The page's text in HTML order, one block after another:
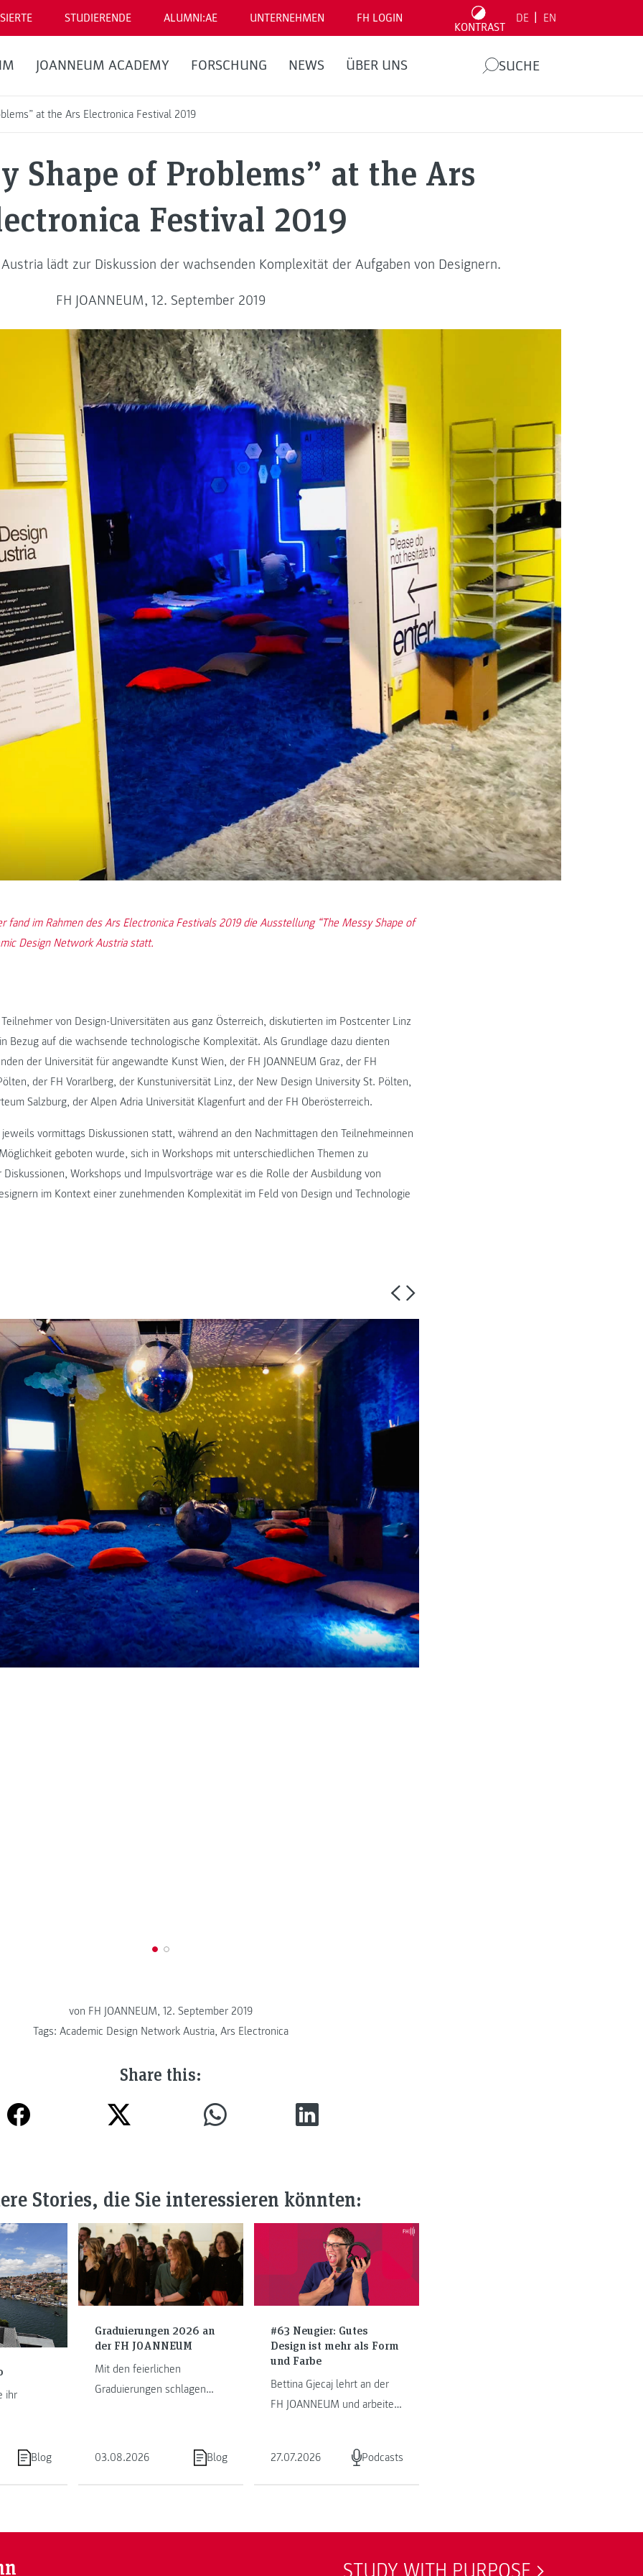
STUDIERENDE ALUMNI:AE UNTERNEHMEN FH LOGIN
KONTRAST
DE EN
JOANNEUM ACADEMY FORSCHUNG NEWS ÜBER UNS SUCHE
at the Ars Electronica Festival 2019
Shape of Problems” at the Ars
Festival 2019
lädt zur Diskussion der wachsenden Komplexität der Aufgaben von Designern.
FH JOANNEUM, 12. September 2019
fand im Rahmen des Ars Electronica Festivals 2019 die Ausstellung “The Messy Shape of
Design Network Austria statt.
von Design-Universitäten aus ganz Österreich, diskutierten im Postcenter Linz
Bezug auf die wachsende technologische Komplexität. Als Grundlage dazu dienten
der Universität für angewandte Kunst Wien, der FH JOANNEUM Graz, der FH
der FH Vorarlberg, der Kunstuniversität Linz, der New Design University St. Pölten,
Salzburg, der Alpen Adria Universität Klagenfurt and der FH Oberösterreich.
vormittags Diskussionen statt, während an den Nachmittagen den Teilnehmeinnen
geboten wurde, sich in Workshops mit unterschiedlichen Themen zu
Workshops und Impulsvorträge war es die Rolle der Ausbildung von
im Kontext einer zunehmenden Komplexität im Feld von Design und Technologie
von FH JOANNEUM, 12. September 2019
Tags: Academic Design Network Austria, Ars Electronica
Share this:
Stories, die Sie interessieren könnten:
ihr
Blog
Graduierungen 2026 an
der FH JOANNEUM
Mit den feierlichen
Graduierungen schlagen
Absolvent:innen auf. Die FH
03.08.2026 Blog
#63 Neugier: Gutes
Design ist mehr als Form
und Farbe
Bettina Gjecaj lehrt an der
FH JOANNEUM und arbeitet
Kommunikation und
27.07.2026 Podcasts
STUDY WITH PURPOSE